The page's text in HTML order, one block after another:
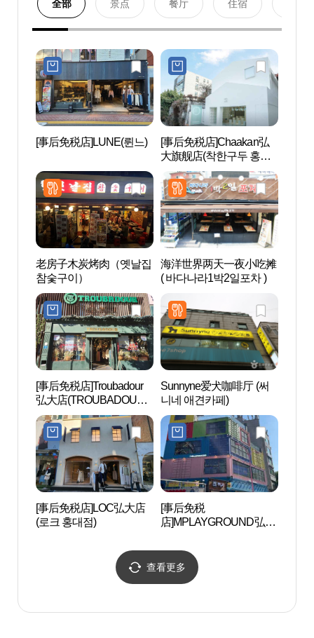
全部 景点 餐厅 住宿
[事后免税店]LUNE(륀느)
[事后免税店]Chaakan弘
大旗舰店(착한구두 홍대
플래그쉽 스토어)
老房子木炭烤肉（옛날집
참숯구이）
海洋世界两天一夜小吃摊
( 바다나라1박2일포차 )
[事后免税店]Troubadour
弘大店(TROUBADOUR
홍대점)
Sunnyne爱犬咖啡厅 (써
니네 애견카페)
[事后免税店]LOC弘大店
(로크 홍대점)
[事后免税
店]MPLAYGROUND弘大
홍대3호점)
查看更多